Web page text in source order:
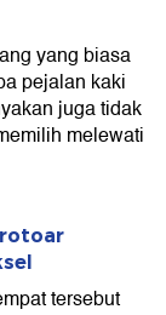
yang biasa
pejalan kaki
juga tidak
melewati
tersebut